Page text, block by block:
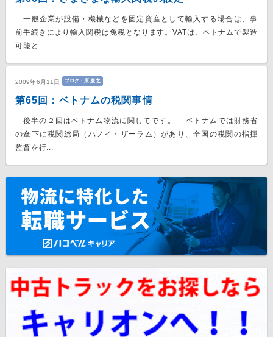
一般企業が設備・機械などを固定資産として輸入する場合は、事
前手続きにより輸入関税は免税となります。VATは、ベトナムで製造
可能と...
2009年6月11日 ブログ・原 慶之
第65回：ベトナムの税関事情
後半の２回はベトナム物流に関してです。 ベトナムでは財務省
の傘下に税関総局（ハノイ・ザーラム）があり、全国の税関の指揮
監督を行...